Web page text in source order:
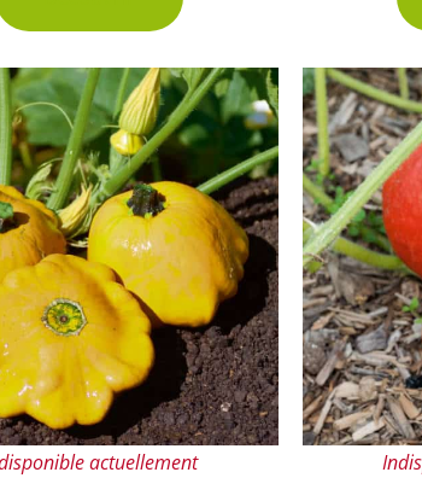
actuellement